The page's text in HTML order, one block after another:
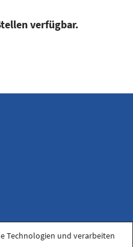
verfügbar.
Technologien und verarbeiten